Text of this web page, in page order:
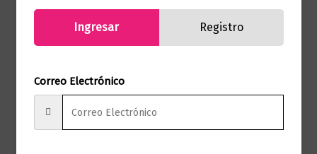
No hay valoraciones aún.
Solo los usuarios registrados que hayan
comprado este producto pueden hacer
una valoración.
Ingresar Registro
Correo Electrónico